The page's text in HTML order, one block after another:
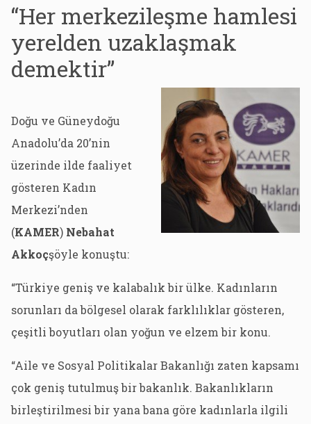
“Her merkezileşme hamlesi
yerelden uzaklaşmak
demektir”
Doğu ve Güneydoğu
Anadolu’da 20’nin
üzerinde ilde faaliyet
gösteren Kadın
Merkezi’nden
(KAMER) Nebahat
Akkoçşöyle konuştu:
“Türkiye geniş ve kalabalık bir ülke. Kadınların
sorunları da bölgesel olarak farklılıklar gösteren,
çeşitli boyutları olan yoğun ve elzem bir konu.
“Aile ve Sosyal Politikalar Bakanlığı zaten kapsamı
çok geniş tutulmuş bir bakanlık. Bakanlıkların
birleştirilmesi bir yana bana göre kadınlarla ilgili